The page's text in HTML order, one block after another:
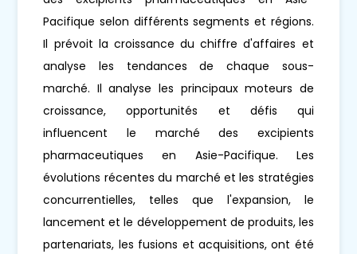
Pacifique selon différents segments et régions.
Il prévoit la croissance du chiffre d'affaires et
analyse les tendances de chaque sous-
marché. Il analyse les principaux moteurs de
croissance, opportunités et défis qui
influencent le marché des excipients
pharmaceutiques en Asie-Pacifique. Les
évolutions récentes du marché et les stratégies
concurrentielles, telles que l'expansion, le
lancement et le développement de produits, les
partenariats, les fusions et acquisitions, ont été